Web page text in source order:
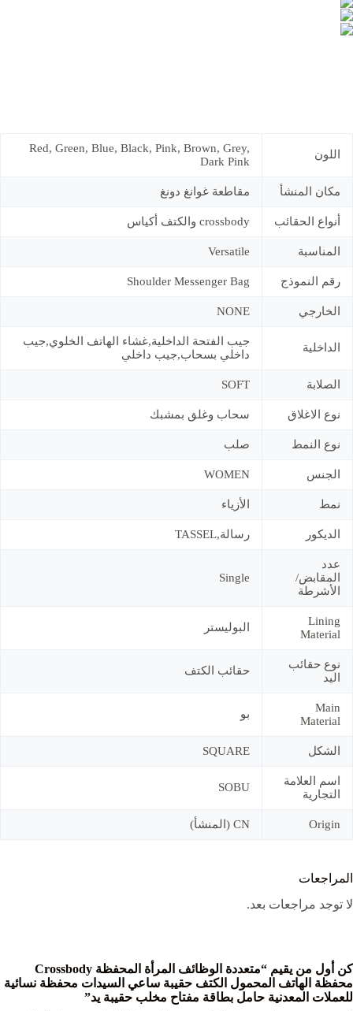
اللون
Red, Green, Blue, Black, Pink, Brown, Grey,
Dark Pink
مكان المنشأ مقاطعة غوانغ دونغ
أنواع الحقائب crossbody والكتف أكياس
المناسبة Versatile
رقم النموذج Shoulder Messenger Bag
الخارجي NONE
الداخلية
جيب الفتحة الداخلية,غشاء الهاتف الخلوي,جيب
داخلي بسحاب,جيب داخلي
الصلابة SOFT
نوع الاغلاق سحاب وغلق بمشبك
نوع النمط صلب
الجنس WOMEN
نمط الأزياء
الديكور رسالة,TASSEL
عدد
المقابض/
الأشرطة
Single
Lining
Material
البوليستر
نوع حقائب
اليد
حقائب الكتف
Main
Material
بو
الشكل SQUARE
اسم العلامة
التجارية
SOBU
Origin CN (المنشأ)
المراجعات
لا توجد مراجعات بعد.
كن أول من يقيم “متعددة الوظائف المرأة المحفظة Crossbody
محفظة الهاتف المحمول الكتف حقيبة ساعي السيدات محفظة نسائية
للعملات المعدنية حامل بطاقة مفتاح مخلب حقيبة يد”